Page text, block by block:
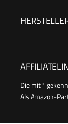
Die mit *
Als Amazon-